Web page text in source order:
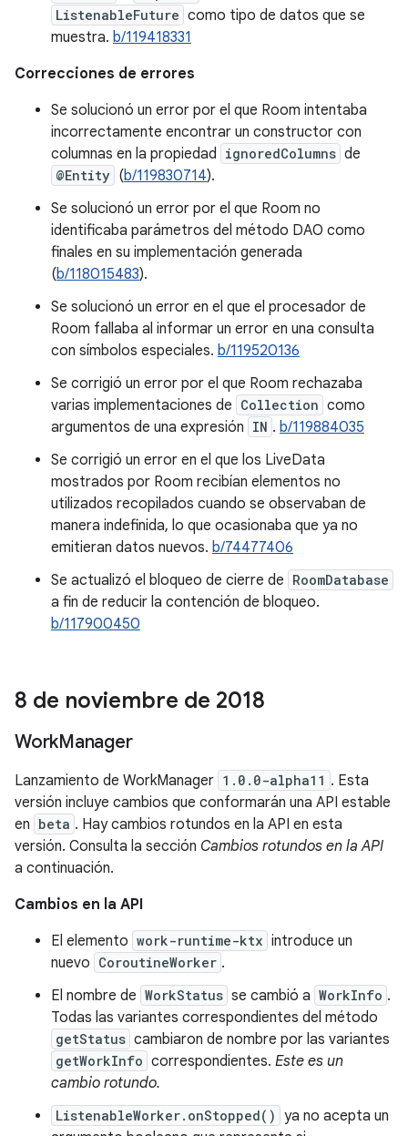
ListenableFuture como tipo de datos que se
muestra. b/119418331
Correcciones de errores
Se solucionó un error por el que Room intentaba
incorrectamente encontrar un constructor con
columnas en la propiedad ignoredColumns de
@Entity (b/119830714).
Se solucionó un error por el que Room no
identificaba parámetros del método DAO como
finales en su implementación generada
(b/118015483).
Se solucionó un error en el que el procesador de
Room fallaba al informar un error en una consulta
con símbolos especiales. b/119520136
Se corrigió un error por el que Room rechazaba
varias implementaciones de Collection como
argumentos de una expresión IN . b/119884035
Se corrigió un error en el que los LiveData
mostrados por Room recibían elementos no
utilizados recopilados cuando se observaban de
manera indefinida, lo que ocasionaba que ya no
emitieran datos nuevos. b/74477406
Se actualizó el bloqueo de cierre de RoomDatabase
a fin de reducir la contención de bloqueo.
b/117900450
8 de noviembre de 2018
WorkManager
Lanzamiento de WorkManager 1.0.0-alpha11 . Esta
versión incluye cambios que conformarán una API estable
en beta . Hay cambios rotundos en la API en esta
versión. Consulta la sección Cambios rotundos en la API
a continuación.
Cambios en la API
El elemento work-runtime-ktx introduce un
nuevo CoroutineWorker .
El nombre de WorkStatus se cambió a WorkInfo .
Todas las variantes correspondientes del método
getStatus cambiaron de nombre por las variantes
getWorkInfo correspondientes. Este es un
cambio rotundo.
ListenableWorker.onStopped() ya no acepta un